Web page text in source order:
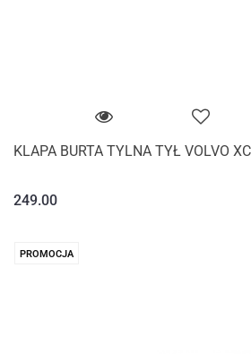
KLAPA BURTA TYLNA TYŁ VOLVO
249.00
PROMOCJA